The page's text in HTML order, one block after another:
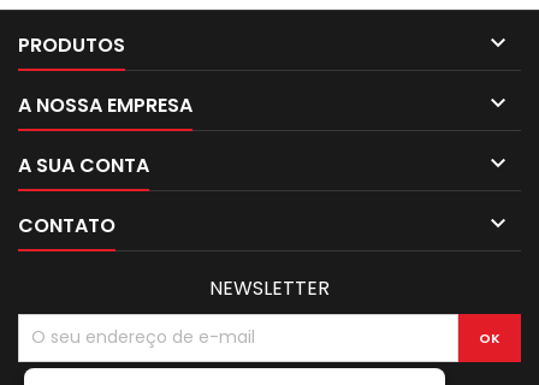
PRODUTOS 
A NOSSA EMPRESA 
A SUA CONTA 
CONTATO 
NEWSLETTER